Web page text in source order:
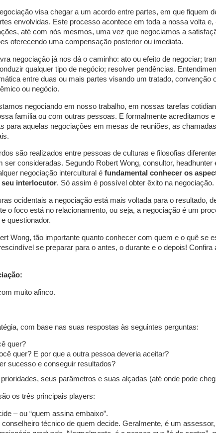
visa chegar a um acordo entre partes, em que fiquem
envolvidas. Este processo acontece em toda a nossa volta e,
até com nós mesmos, uma vez que negociamos a
oferecendo uma compensação posterior ou imediata.
negociação já nos dá o caminho: ato ou efeito de negociar;
qualquer tipo de negócio; resolver pendências.
entre duas ou mais partes visando um tratado, convenção
ou negócio.
negociando em nosso trabalho, em nossas tarefas
família ou com outras pessoas. E formalmente acreditamos e
para aquelas negociações em mesas de reuniões, as chamadas
são realizados entre pessoas de culturas e filosofias
ser consideradas. Segundo Robert Wong, consultor, headhunter
negociação intercultural é fundamental conhecer os
interlocutor. Só assim é possível obter êxito na negociação.
ocidentais a negociação está mais voltada para o resultado,
o foco está no relacionamento, ou seja, a negociação é um
questionador.
Wong, tão importante quanto conhecer com quem e o quê se
se preparar para o antes, o durante e o depois! Confira
muito afinco.
com base nas suas respostas às seguintes perguntas:
quer?
quer? E por que a outra pessoa deveria aceitar?
sucesso e conseguir resultados?
seus parâmetros e suas alçadas (até onde pode
os três principais players:
– ou “quem assina embaixo”.
conselheiro técnico de quem decide. Geralmente, é um assessor,